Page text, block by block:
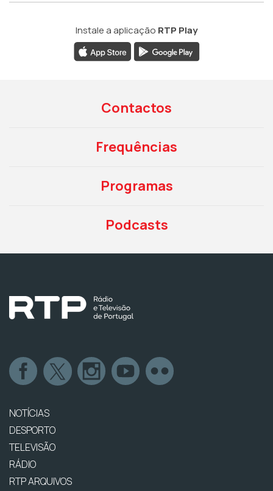
Instale a aplicação RTP Play
Contactos
Frequências
Programas
Podcasts
NOTÍCIAS
DESPORTO
TELEVISÃO
RÁDIO
RTP ARQUIVOS